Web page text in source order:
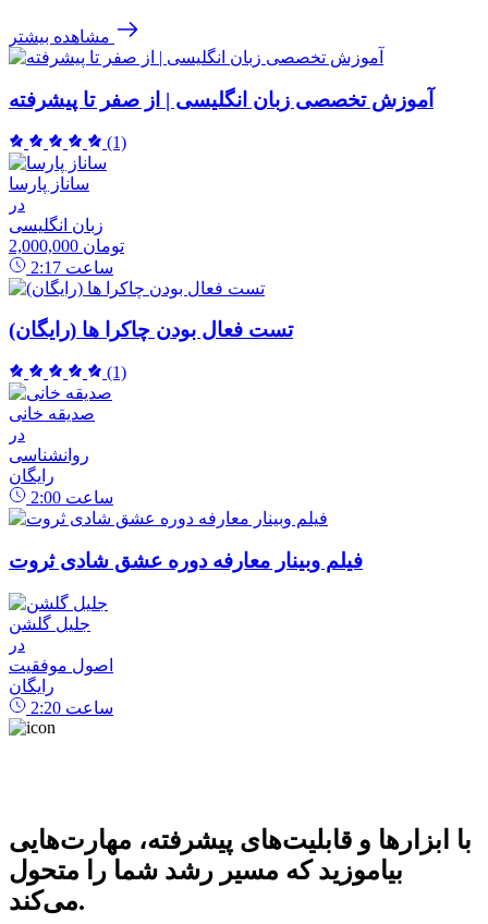
مشاهده بیشتر
آموزش تخصصی زبان انگلیسی | از صفر تا پیشرفته
(1)
ساناز پارسا
در
زبان انگلیسی
2,000,000 تومان
2:17 ساعت
تست فعال بودن چاکرا ها (رایگان)
(1)
صدیقه خانی
در
روانشناسی
رایگان
2:00 ساعت
فیلم وبینار معارفه دوره عشق شادی ثروت
جلیل گلشن
در
اصول موفقیت
رایگان
2:20 ساعت
با ابزارها و قابلیت‌های پیشرفته، مهارت‌هایی
بیاموزید که مسیر رشد شما را متحول
می‌کند.